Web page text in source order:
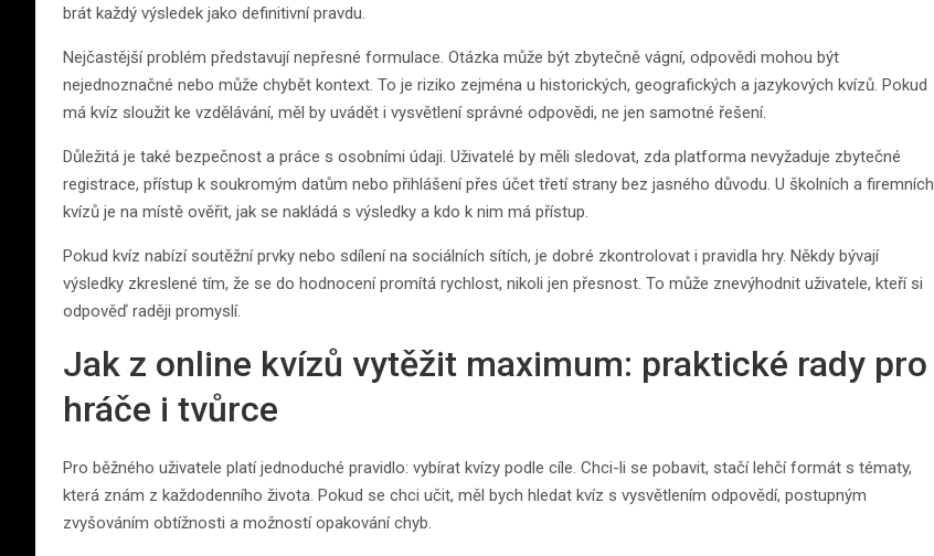
brát každý výsledek jako definitivní pravdu.
Nejčastější problém představují nepřesné formulace. Otázka může být zbytečně vágní, odpovědi mohou být
nejednoznačné nebo může chybět kontext. To je riziko zejména u historických, geografických a jazykových kvízů. Pokud
má kvíz sloužit ke vzdělávání, měl by uvádět i vysvětlení správné odpovědi, ne jen samotné řešení.
Důležitá je také bezpečnost a práce s osobními údaji. Uživatelé by měli sledovat, zda platforma nevyžaduje zbytečné
registrace, přístup k soukromým datům nebo přihlášení přes účet třetí strany bez jasného důvodu. U školních a firemních
kvízů je na místě ověřit, jak se nakládá s výsledky a kdo k nim má přístup.
Pokud kvíz nabízí soutěžní prvky nebo sdílení na sociálních sítích, je dobré zkontrolovat i pravidla hry. Někdy bývají
výsledky zkreslené tím, že se do hodnocení promítá rychlost, nikoli jen přesnost. To může znevýhodnit uživatele, kteří si
odpověď raději promyslí.
Jak z online kvízů vytěžit maximum: praktické rady pro
hráče i tvůrce
Pro běžného uživatele platí jednoduché pravidlo: vybírat kvízy podle cíle. Chci-li se pobavit, stačí lehčí formát s tématy,
která znám z každodenního života. Pokud se chci učit, měl bych hledat kvíz s vysvětlením odpovědí, postupným
zvyšováním obtížnosti a možností opakování chyb.